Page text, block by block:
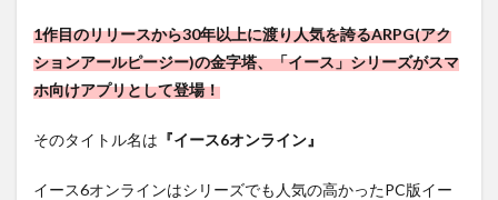
1作目のリリースから30年以上に渡り人気を誇るARPG(アク
ションアールピージー)の金字塔、「イース」シリーズがスマ
ホ向けアプリとして登場！
そのタイトル名は 『イース6オンライン』
イース6オンラインはシリーズでも人気の高かったPC版イー